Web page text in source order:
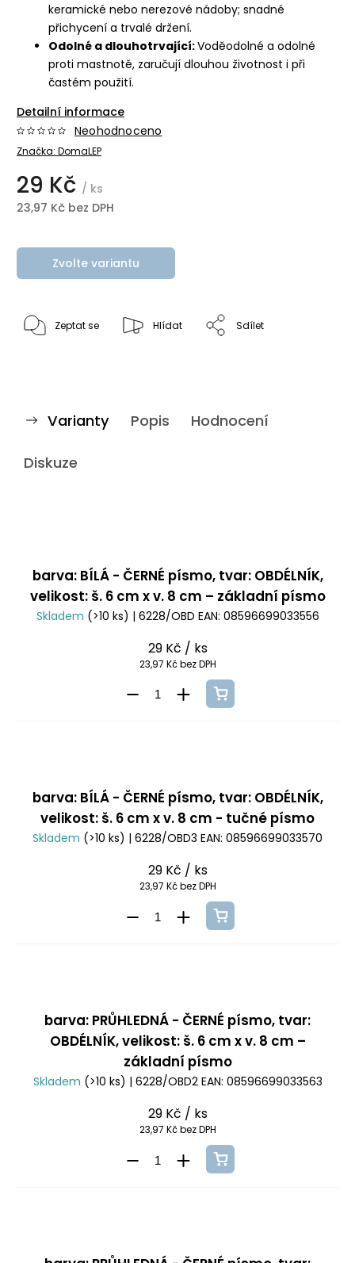
keramické nebo nerezové nádoby; snadné
přichycení a trvalé držení.
Odolné a dlouhotrvající:Voděodolné a odolné
proti mastnotě, zaručují dlouhou životnost i při
častém použití.
Detailní informace
Značka: DomaLEP
Neohodnoceno
29 Kč / ks
23,97 Kč bez DPH
Zvolte variantu
Zeptat se Hlídat Sdílet
Varianty Popis Hodnocení
Diskuze
barva: BÍLÁ - ČERNÉ písmo, tvar: OBDÉLNÍK,
velikost: š. 6 cm x v. 8 cm – základní písmo
Skladem (>10 ks) | 6228/OBD EAN: 08596699033556
29 Kč / ks
23,97 Kč bez DPH
barva: BÍLÁ - ČERNÉ písmo, tvar: OBDÉLNÍK,
velikost: š. 6 cm x v. 8 cm - tučné písmo
Skladem (>10 ks) | 6228/OBD3 EAN: 08596699033570
29 Kč / ks
23,97 Kč bez DPH
barva: PRŮHLEDNÁ - ČERNÉ písmo, tvar:
OBDÉLNÍK, velikost: š. 6 cm x v. 8 cm –
základní písmo
Skladem (>10 ks) | 6228/OBD2 EAN: 08596699033563
29 Kč / ks
23,97 Kč bez DPH